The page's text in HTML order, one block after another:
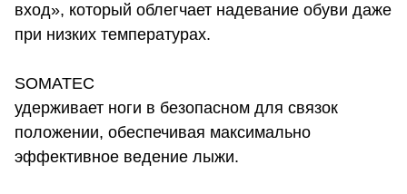
вход», который облегчает надевание обуви даже
при низких температурах.
SOMATEC
удерживает ноги в безопасном для связок
положении, обеспечивая максимально
эффективное ведение лыжи.